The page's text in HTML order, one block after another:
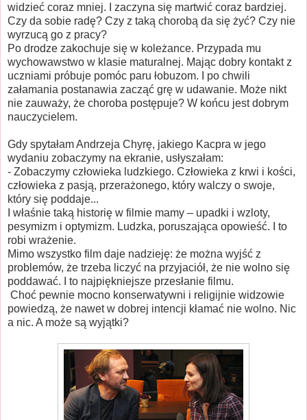
widzieć coraz mniej. I zaczyna się martwić coraz bardziej.
Czy da sobie radę? Czy z taką chorobą da się żyć? Czy nie
wyrzucą go z pracy?
Po drodze zakochuje się w koleżance. Przypada mu
wychowawstwo w klasie maturalnej. Mając dobry kontakt z
uczniami próbuje pomóc paru łobuzom. I po chwili
załamania postanawia zacząć grę w udawanie. Może nikt
nie zauważy, że choroba postępuje? W końcu jest dobrym
nauczycielem.
Gdy spytałam Andrzeja Chyrę, jakiego Kacpra w jego
wydaniu zobaczymy na ekranie, usłyszałam:
- Zobaczymy człowieka ludzkiego. Człowieka z krwi i kości,
człowieka z pasją, przerażonego, który walczy o swoje,
który się poddaje...
I właśnie taką historię w filmie mamy – upadki i wzloty,
pesymizm i optymizm. Ludzka, poruszająca opowieść. I to
robi wrażenie.
Mimo wszystko film daje nadzieję: że można wyjść z
problemów, że trzeba liczyć na przyjaciół, że nie wolno się
poddawać. I to najpiękniejsze przesłanie filmu.
Choć pewnie mocno konserwatywni i religijnie widzowie
powiedzą, że nawet w dobrej intencji kłamać nie wolno. Nic
a nic. A może są wyjątki?